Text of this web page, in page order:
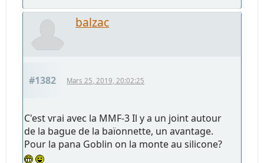
balzac
#1382 Mars 25, 2019, 20:02:25
C'est vrai avec la MMF-3 Il y a un joint autour
de la bague de la baïonnette, un avantage.
Pour la pana Goblin on la monte au silicone?